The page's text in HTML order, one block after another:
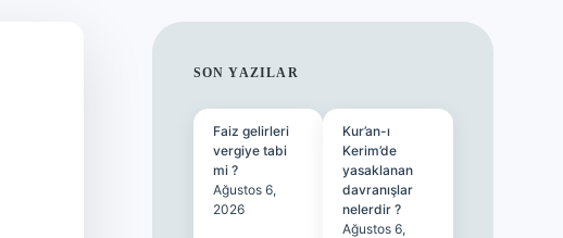
SIDEBAR
SON YAZILAR
Faiz gelirleri
vergiye tabi
mi ?
Ağustos 6,
2026
Kur’an-ı
Kerim’de
yasaklanan
davranışlar
nelerdir ?
Ağustos 6,
https://ilbetgir.net/